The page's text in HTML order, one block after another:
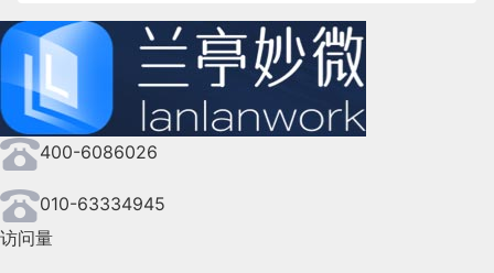
2024年9月(144)
2024年8月(164)
2024年7月(107)
2024年6月(63)
400-6086026
010-63334945
访问量